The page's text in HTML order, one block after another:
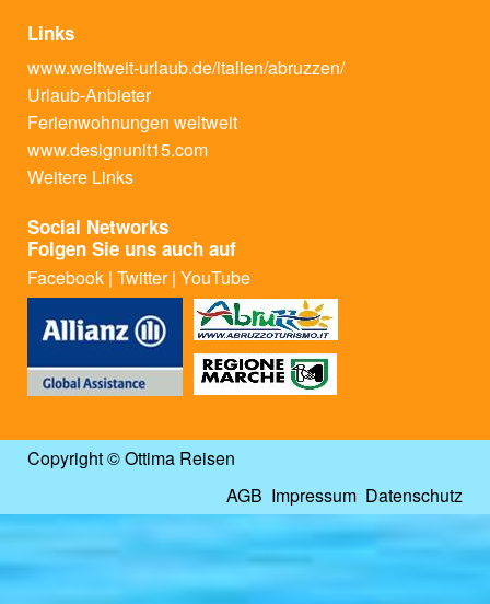
Links
www.weltweit-urlaub.de/italien/abruzzen/
Urlaub-Anbieter
Ferienwohnungen weltweit
www.designunit15.com
Weitere Links
Social Networks
Folgen Sie uns auch auf
Facebook | Twitter| YouTube
Copyright © Ottima Reisen
AGB Impressum Datenschutz